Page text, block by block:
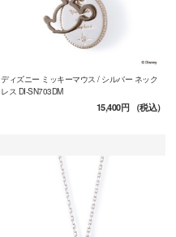
ディズニー ミッキーマウス / シルバー ネック
レス DI-SN703DM
15,400円（税込）